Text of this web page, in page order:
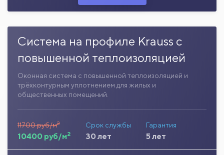
Система на профиле Krauss с
повышенной теплоизоляцией
Оконная система с повышенной теплоизоляцией и
трёхконтурным уплотнением для жилых и
общественных помещений.
11700 руб/м2
10400 руб/м2
Срок службы
30 лет
Гарантия
5 лет